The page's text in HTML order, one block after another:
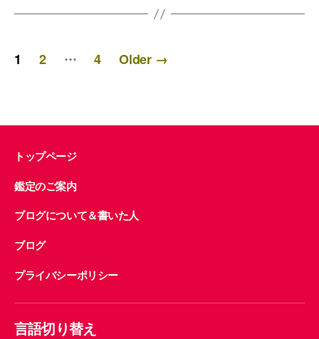
投
ペ
ジ
送
り
1 2 … 4 Older →
トップページ
鑑定のご案内
ブログについて＆書いた人
ブログ
プライバシーポリシー
言語切り替え